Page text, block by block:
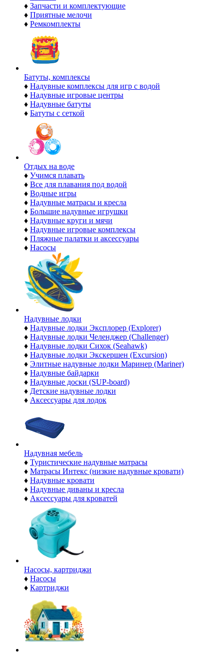
♦ Запчасти и комплектующие
♦ Приятные мелочи
♦ Ремкомплекты
Батуты, комплексы
♦ Надувные комплексы для игр с водой
♦ Надувные игровые центры
♦ Надувные батуты
♦ Батуты с сеткой
Отдых на воде
♦ Учимся плавать
♦ Все для плавания под водой
♦ Водные игры
♦ Надувные матрасы и кресла
♦ Большие надувные игрушки
♦ Надувные круги и мячи
♦ Надувные игровые комплексы
♦ Пляжные палатки и аксессуары
♦ Насосы
Надувные лодки
♦ Надувные лодки Эксплорер (Explorer)
♦ Надувные лодки Челенджер (Challenger)
♦ Надувные лодки Сихок (Seahawk)
♦ Надувные лодки Экскершен (Excursion)
♦ Элитные надувные лодки Маринер (Mariner)
♦ Надувные байдарки
♦ Надувные доски (SUP-board)
♦ Детские надувные лодки
♦ Аксессуары для лодок
Надувная мебель
♦ Туристические надувные матрасы
♦ Матрасы Интекс (низкие надувные кровати)
♦ Надувные кровати
♦ Надувные диваны и кресла
♦ Аксессуары для кроватей
Насосы, картриджи
♦ Насосы
♦ Картриджи